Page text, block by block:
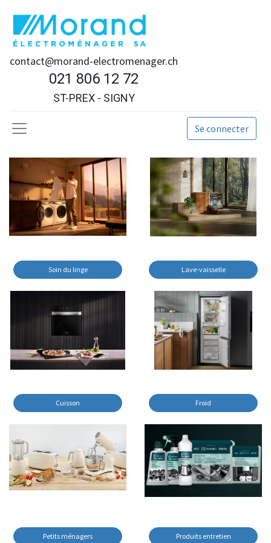
contact@morand-electromenager.ch
021 806 12 72
ST-PREX - SIGNY
Se connecter
Soin du linge Lave-vaisselle
Cuisson Froid
Petits ménagers Produits entretien